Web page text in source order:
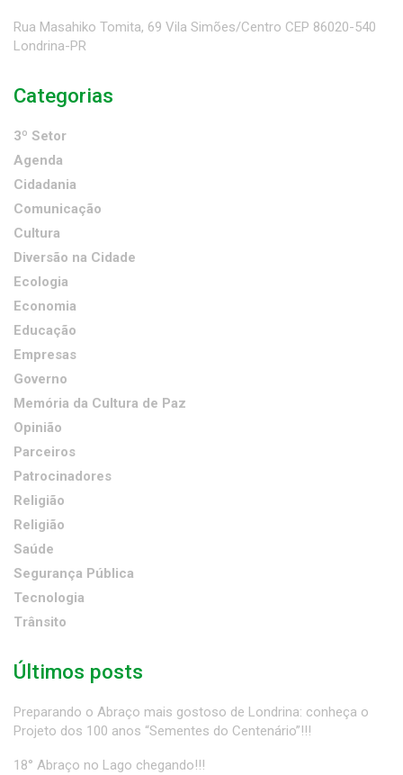
Rua Masahiko Tomita, 69 Vila Simões/Centro CEP 86020-540
Londrina-PR
Categorias
3º Setor
Agenda
Cidadania
Comunicação
Cultura
Diversão na Cidade
Ecologia
Economia
Educação
Empresas
Governo
Memória da Cultura de Paz
Opinião
Parceiros
Patrocinadores
Religião
Religião
Saúde
Segurança Pública
Tecnologia
Trânsito
Últimos posts
Preparando o Abraço mais gostoso de Londrina: conheça o
Projeto dos 100 anos “Sementes do Centenário”!!!
18° Abraço no Lago chegando!!!